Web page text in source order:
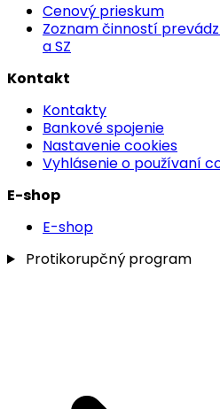
Cenový prieskum
Zoznam činností
a SZ
Kontakt
Kontakty
Bankové spojenie
Nastavenie cookies
Vyhlásenie o používaní
E-shop
E-shop
Protikorupčný program